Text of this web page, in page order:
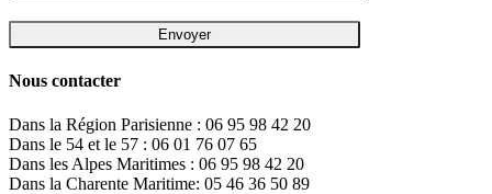
Nous contacter
Dans la Région Parisienne : 06 95 98 42 20
Dans le 54 et le 57 : 06 01 76 07 65
Dans les Alpes Maritimes : 06 95 98 42 20
Dans la Charente Maritime: 05 46 36 50 89